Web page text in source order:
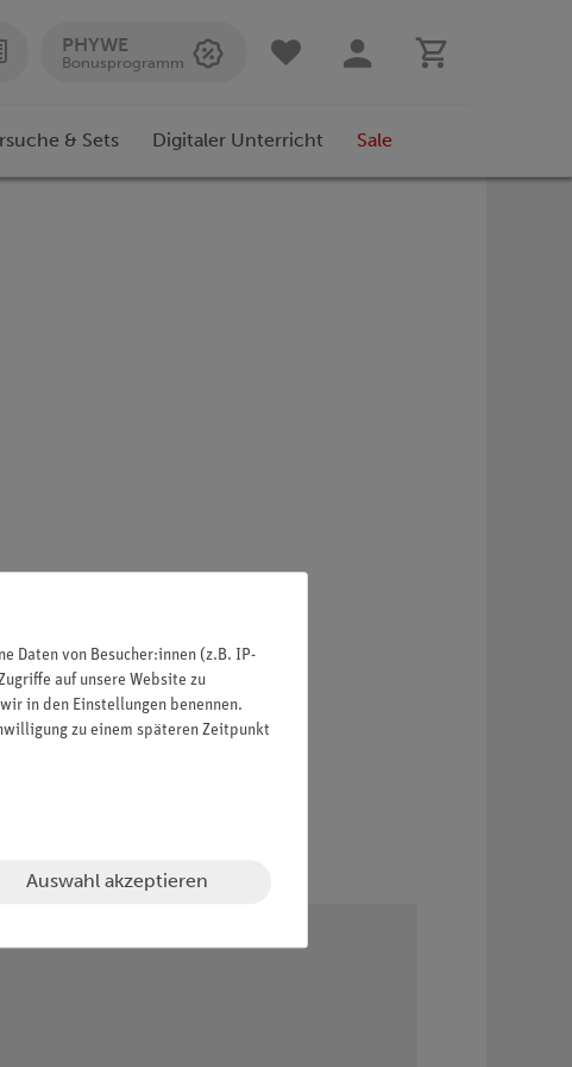
PHYWE
Bonusprogramm
& Sets Digitaler Unterricht Sale
Daten von Besucher:innen (z.B. IP-
auf unsere Website zu
in den Einstellungen benennen.
zu einem späteren Zeitpunkt
Auswahl akzeptieren